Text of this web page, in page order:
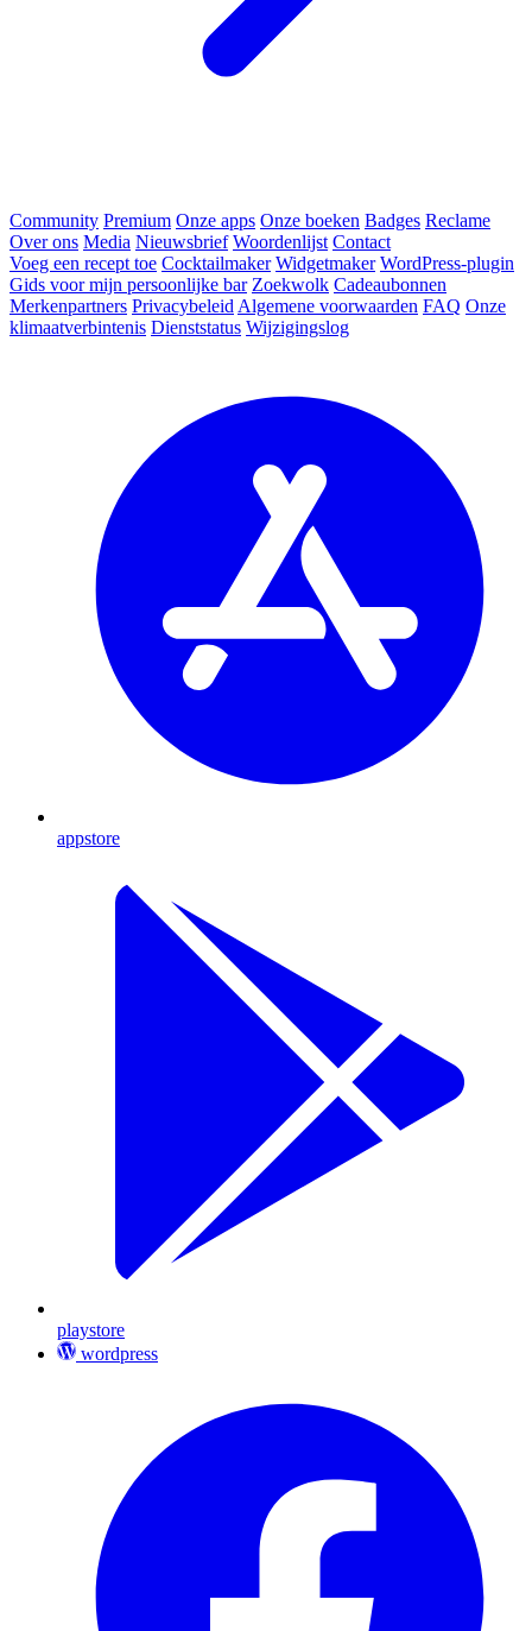
Community Premium Onze apps Onze boeken Badges Reclame
Over ons Media Nieuwsbrief Woordenlijst Contact
Voeg een recept toe Cocktailmaker Widgetmaker WordPress-plugin
Gids voor mijn persoonlijke bar Zoekwolk Cadeaubonnen
Merkenpartners Privacybeleid Algemene voorwaarden FAQ Onze
klimaatverbintenis Dienststatus Wijzigingslog
appstore
playstore
wordpress